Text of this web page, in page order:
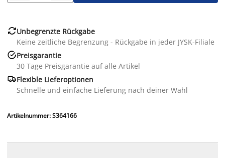
Unbegrenzte Rückgabe
Keine zeitliche Begrenzung - Rückgabe in jeder JYSK-Filiale
Preisgarantie
30 Tage Preisgarantie auf alle Artikel
Flexible Lieferoptionen
Schnelle und einfache Lieferung nach deiner Wahl
Artikelnummer: S364166